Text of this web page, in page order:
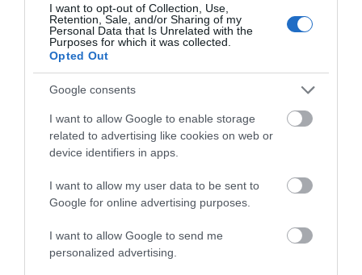
I want to opt-out of Collection, Use,
Retention, Sale, and/or Sharing of my
Personal Data that Is Unrelated with the
Purposes for which it was collected.
Opted Out
Google consents
I want to allow Google to enable storage
related to advertising like cookies on web or
device identifiers in apps.
I want to allow my user data to be sent to
Google for online advertising purposes.
I want to allow Google to send me
personalized advertising.
Όμιλος ΔΕΗ: Νέα συμφωνία για
χαρτοφυλάκιο έργων ΑΠΕ
08.08.2026 | 14:40
Σήμερα το μεγαλύτερο πανηγύρι
του καλοκαιριού στην Εύβοια
Συρροή πιστών σε αυτό το
08.08.2026 | 14:00